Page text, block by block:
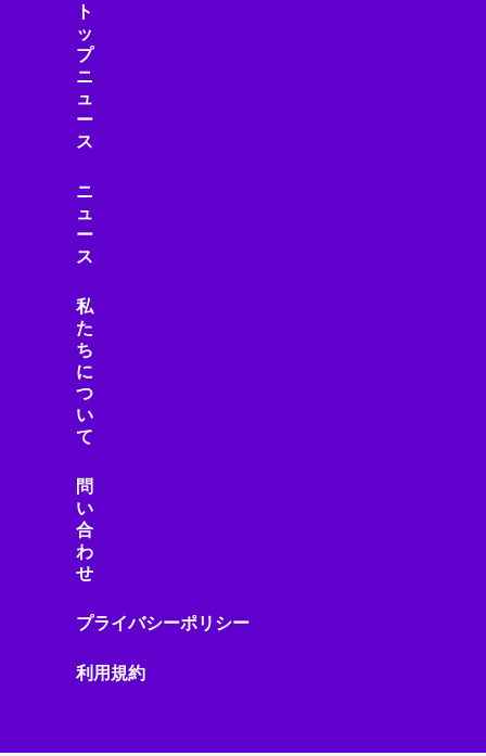
ト
ッ
プ
ニ
ュ
ー
ス
ニ
ュ
ー
ス
私
た
ち
に
つ
い
て
問
い
合
わ
せ
プライバシーポリシー
利用規約